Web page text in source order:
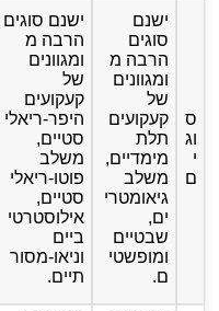
ס
וג
י
ם
ישנם
סוגים
הרבה מ
ומגוונים
של
קעקועים
תלת
מימדיים,
משלב
גיאומטרי
ים,
שבטיים
ומופשטי
ם.
ישנם סוגים
הרבה מ
ומגוונים
של
קעקועים
היפר-ריאלי
סטיים,
משלב
פוטו-ריאלי
סטיים,
אילוסטרטי
ביים
וניאו-מסור
תיים.